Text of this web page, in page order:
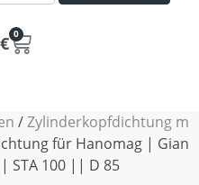
€ 0
/Zylinderkopfdichtung m
für Hanomag | Gian
STA 100 || D 85